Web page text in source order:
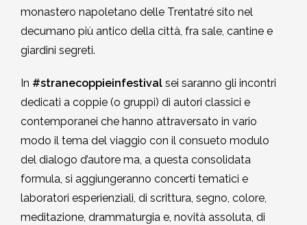
monastero napoletano delle Trentatré sito nel
decumano più antico della città, fra sale, cantine e
giardini segreti.
In #stranecoppieinfestival sei saranno gli incontri
dedicati a coppie (o gruppi) di autori classici e
contemporanei che hanno attraversato in vario
modo il tema del viaggio con il consueto modulo
del dialogo d’autore ma, a questa consolidata
formula, si aggiungeranno concerti tematici e
laboratori esperienziali, di scrittura, segno, colore,
meditazione, drammaturgia e, novità assoluta, di